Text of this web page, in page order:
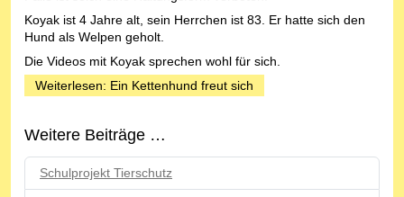
Koyak ist 4 Jahre alt, sein Herrchen ist 83. Er hatte sich den
Hund als Welpen geholt.
Die Videos mit Koyak sprechen wohl für sich.
Weiterlesen: Ein Kettenhund freut sich
Weitere Beiträge …
Schulprojekt Tierschutz